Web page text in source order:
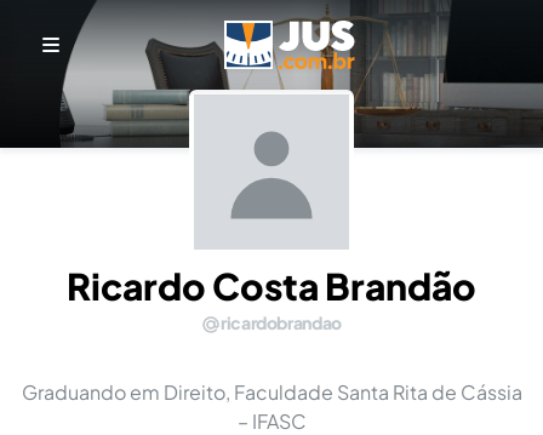
Ricardo Costa Brandão
ricardobrandao
Graduando em Direito, Faculdade Santa Rita de Cássia
– IFASC